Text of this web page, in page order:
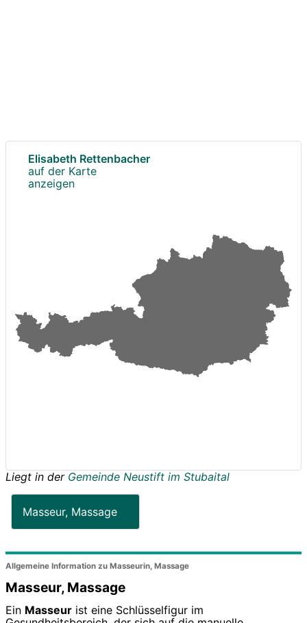
Elisabeth Rettenbacher
auf der Karte
anzeigen
Liegt in der Gemeinde Neustift im Stubaital
Masseur, Massage
Allgemeine Information zu Masseurin, Massage
Masseur, Massage
Ein Masseur ist eine Schlüsselfigur im